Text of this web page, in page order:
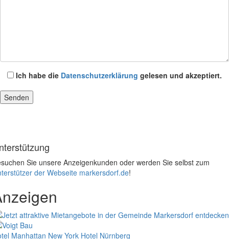
Ich habe die Datenschutzerklärung gelesen und akzeptiert.
Sie unsere Anzeigenkunden oder werden Sie selbst zum
der Webseite markersdorf.de!
Manhattan New York Hotel Nürnberg